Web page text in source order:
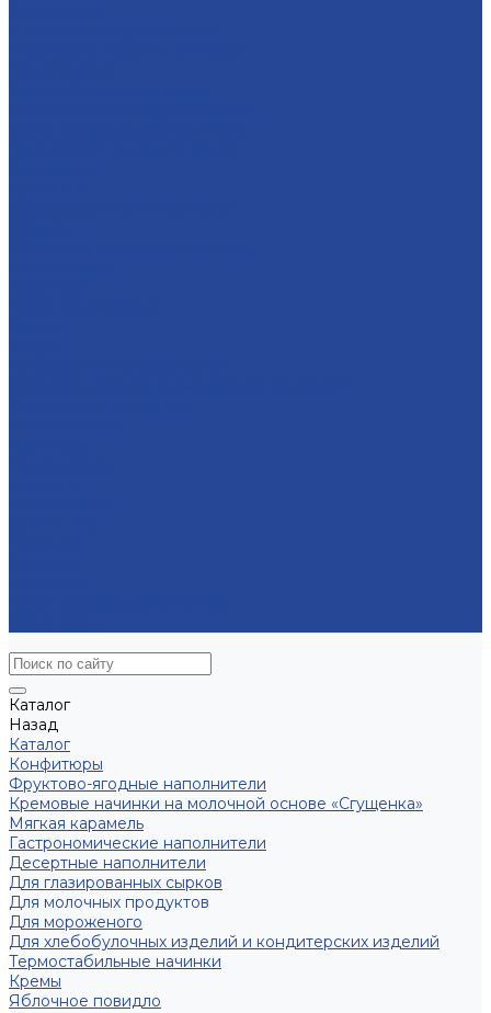
Каталог
Назад
Каталог
Конфитюры
Фруктово-ягодные наполнители
Кремовые начинки на молочной основе «Сгущенка»
Мягкая карамель
Гастрономические наполнители
Десертные наполнители
Для глазированных сырков
Для молочных продуктов
Для мороженого
Для хлебобулочных изделий и кондитерских изделий
Термостабильные начинки
Кремы
Яблочное повидло